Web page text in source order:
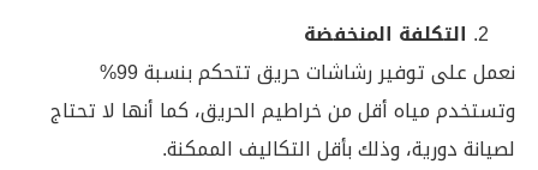
التكلفة المنخفضة
نعمل على توفير رشاشات حريق تتحكم بنسبة 99%
وتستخدم مياه أقل من خراطيم الحريق، كما أنها لا تحتاج
لصيانة دورية، وذلك بأقل التكاليف الممكنة.